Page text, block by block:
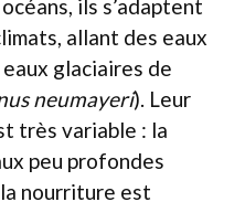
ils s’adaptent
allant des eaux
glaciaires de
neumayeri). Leur
très variable : la
peu profondes
la nourriture est